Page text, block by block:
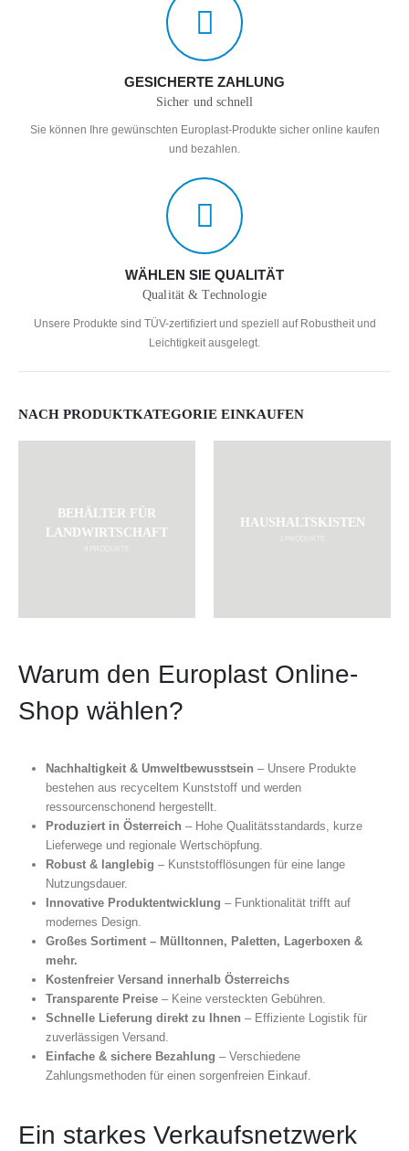
GESICHERTE ZAHLUNG
Sicher und schnell
Sie können Ihre gewünschten Europlast-Produkte sicher online kaufen
und bezahlen.
WÄHLEN SIE QUALITÄT
Qualität & Technologie
Unsere Produkte sind TÜV-zertifiziert und speziell auf Robustheit und
Leichtigkeit ausgelegt.
NACH PRODUKTKATEGORIE EINKAUFEN
BEHÄLTER FÜR
LANDWIRTSCHAFT
HAUSHALTSKISTEN
Warum den Europlast Online-
Shop wählen?
Nachhaltigkeit & Umweltbewusstsein – Unsere Produkte
bestehen aus recyceltem Kunststoff und werden
ressourcenschonend hergestellt.
Produziert in Österreich – Hohe Qualitätsstandards, kurze
Lieferwege und regionale Wertschöpfung.
Robust & langlebig – Kunststofflösungen für eine lange
Nutzungsdauer.
Innovative Produktentwicklung – Funktionalität trifft auf
modernes Design.
Großes Sortiment – Mülltonnen, Paletten, Lagerboxen &
mehr.
Kostenfreier Versand innerhalb Österreichs
Transparente Preise– Keine versteckten Gebühren.
Schnelle Lieferung direkt zu Ihnen – Effiziente Logistik für
zuverlässigen Versand.
Einfache & sichere Bezahlung – Verschiedene
Zahlungsmethoden für einen sorgenfreien Einkauf.
Ein starkes Verkaufsnetzwerk